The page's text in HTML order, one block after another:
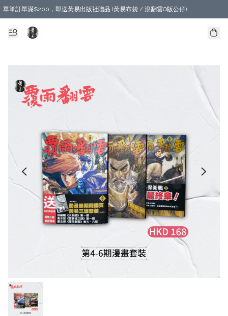
單筆訂單滿$200，即送黃易出版社贈品 (黃易布袋 / 浪翻雲Q版公仔)